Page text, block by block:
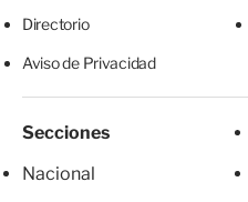
Directorio
Aviso de Privacidad
Secciones
Nacional